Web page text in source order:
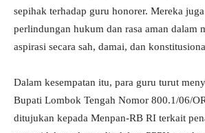
sepihak terhadap guru honorer. Mereka
perlindungan hukum dan rasa aman dalam
aspirasi secara sah, damai, dan
Dalam kesempatan itu, para guru turut
Bupati Lombok Tengah Nomor 800.1/06/
ditujukan kepada Menpan-RB RI terkait